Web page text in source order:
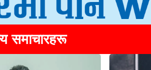
समाचारहरू